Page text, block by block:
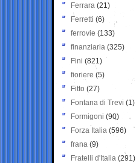
Ferrara (21)
Ferretti (6)
ferrovie (133)
finanziaria (325)
Fini (821)
fioriere (5)
Fitto (27)
Fontana di Trevi (1)
Formigoni (90)
Forza Italia (596)
frana (9)
Fratelli d'Italia (291)